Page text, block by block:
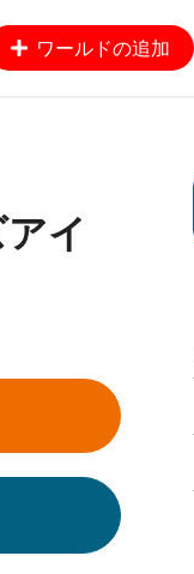
ワールドの追加
イ